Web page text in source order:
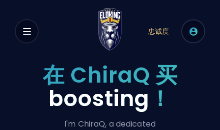
忠诚度
在 ChiraQ 买
boosting ！
I'm ChiraQ, a dedicated